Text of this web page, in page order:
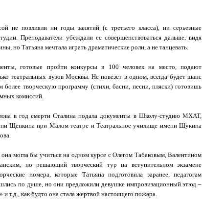
не повлияли ни годы занятий (с третьего класса), ни серьезные
Преподаватели убеждали ее совершенствоваться дальше, видя
но Татьяна мечтала играть драматические роли, а не танцевать.
готовые пройти конкурсы в 100 человек на место, подают
театральных вузов Москвы. Не повезет в одном, всегда будет шанс
более творческую программу (стихи, басни, песни, пляски) готовишь
комиссий.
в год смерти Сталина подала документы в Школу-студию МХАТ,
Щепкина при Малом театре и Театральное училище имени Щукина
могла бы учиться на одном курсе с Олегом Табаковым, Валентином
но решающий творческий тур на вступительном экзамене
номера, которые Татьяна подготовила заранее, педагогам
по душе, но они предложили девушке импровизационный этюд –
т.д., как будто она стала жертвой настоящего пожара.